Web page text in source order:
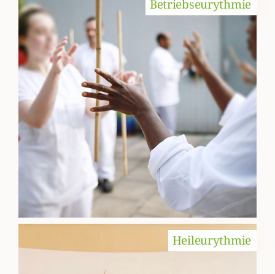
Betriebseurythmie
Heileurythmie